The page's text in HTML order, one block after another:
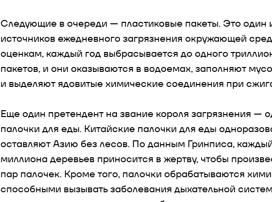
Следующие в очереди — пластиковые пакеты. Это один
источников ежедневного загрязнения окружающей
оценкам, каждый год выбрасывается до одного
пакетов, и они оказываются в водоемах, заполняют
и выделяют ядовитые химические соединения при
Еще один претендент на звание короля загрязнения —
палочки для еды. Китайские палочки для еды
оставляют Азию без лесов. По данным Гринписа,
миллиона деревьев приносится в жертву, чтобы
пар палочек. Кроме того, палочки обрабатываются
способными вызывать заболевания дыхательной